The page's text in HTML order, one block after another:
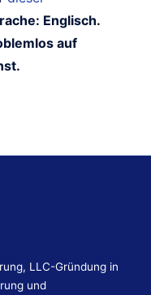
Englisch.
auf
LLC-Gründung in
und